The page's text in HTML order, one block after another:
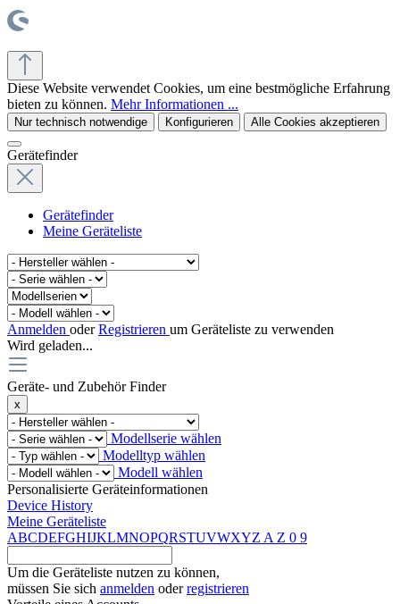
Diese Website verwendet Cookies, um eine bestmögliche Erfahrung
bieten zu können. Mehr Informationen ...
Nur technisch notwendige Konfigurieren Alle Cookies akzeptieren
Gerätefinder
Gerätefinder
Meine Geräteliste
Anmelden oderRegistrieren um Geräteliste zu verwenden
Wird geladen...
Geräte- und Zubehör Finder
x
Modellserie wählen
Modelltyp wählen
Modell wählen
Personalisierte Geräteinformationen
Device History
Meine Geräteliste
ABCDEFGHIJKLMNOPQRSTUVWXYZ A Z 0 9
Um die Geräteliste nutzen zu können,
müssen Sie sich anmelden oderregistrieren